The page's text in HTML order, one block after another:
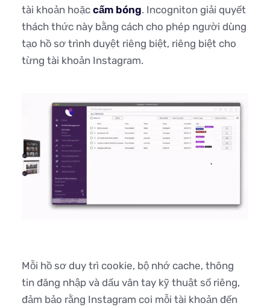
tài khoản hoặc cấm bóng. Incogniton giải quyết
thách thức này bằng cách cho phép người dùng
tạo hồ sơ trình duyệt riêng biệt, riêng biệt cho
từng tài khoản Instagram.
Mỗi hồ sơ duy trì cookie, bộ nhớ cache, thông
tin đăng nhập và dấu vân tay kỹ thuật số riêng,
đảm bảo rằng Instagram coi mỗi tài khoản đến